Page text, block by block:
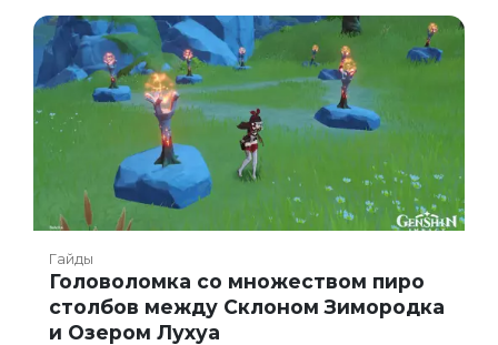
Гайды
Головоломка со множеством пиро
столбов между Склоном Зимородка
и Озером Лухуа